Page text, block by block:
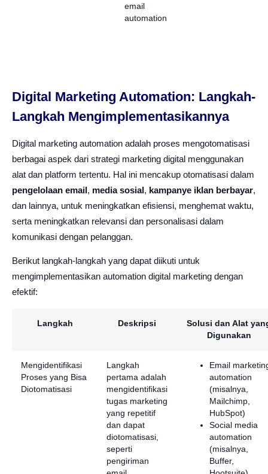
email
automation
Digital Marketing Automation: Langkah-
Langkah Mengimplementasikannya
Digital marketing automation adalah proses mengotomatisasi
berbagai aspek dari strategi marketing digital menggunakan
alat dan platform tertentu. Hal ini mencakup otomatisasi dalam
pengelolaan email, media sosial, kampanye iklan berbayar,
dan lainnya, untuk meningkatkan efisiensi, menghemat waktu,
serta meningkatkan relevansi dan personalisasi dalam
komunikasi dengan pelanggan.
Berikut langkah-langkah yang dapat diikuti untuk
mengimplementasikan automation digital marketing dengan
efektif:
Langkah Deskripsi
Solusi dan Alat
Digunakan
Mengidentifikasi
Proses yang Bisa
Diotomatisasi
Langkah
pertama adalah
mengidentifikasi
tugas marketing
yang repetitif
dan dapat
diotomatisasi,
seperti
pengiriman
Email
automation
(misalnya,
Mailchimp,
HubSpot)
Social media
automation
(misalnya,
Buffer,